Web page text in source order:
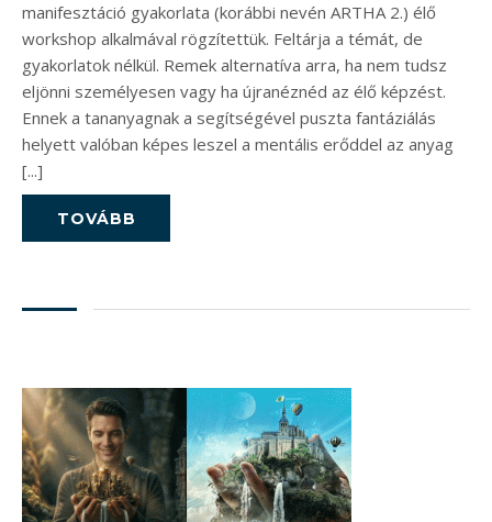
manifesztáció gyakorlata (korábbi nevén ARTHA 2.) élő
workshop alkalmával rögzítettük. Feltárja a témát, de
gyakorlatok nélkül. Remek alternatíva arra, ha nem tudsz
eljönni személyesen vagy ha újranéznéd az élő képzést.
Ennek a tananyagnak a segítségével puszta fantáziálás
helyett valóban képes leszel a mentális erőddel az anyag
[...]
TOVÁBB